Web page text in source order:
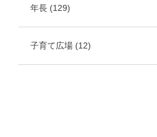
年長 (129)
子育て広場 (12)